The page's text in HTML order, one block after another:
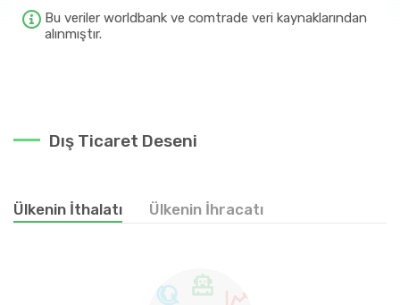
24
1.42 Milyar $
Bu veriler worldbank ve comtrade veri kaynaklarından
alınmıştır.
Dış Ticaret Deseni
Ülkenin İthalatı Ülkenin İhracatı